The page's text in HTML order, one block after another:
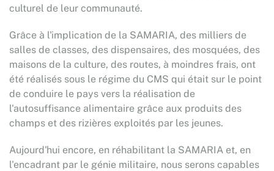
culturel de leur communauté.
Grâce à l'implication de la SAMARIA, des milliers de
salles de classes, des dispensaires, des mosquées, des
maisons de la culture, des routes, à moindres frais, ont
été réalisés sous le régime du CMS qui était sur le point
de conduire le pays vers la réalisation de
l'autosuffisance alimentaire grâce aux produits des
champs et des rizières exploités par les jeunes.
Aujourd'hui encore, en réhabilitant la SAMARIA et, en
l'encadrant par le génie militaire, nous serons capables